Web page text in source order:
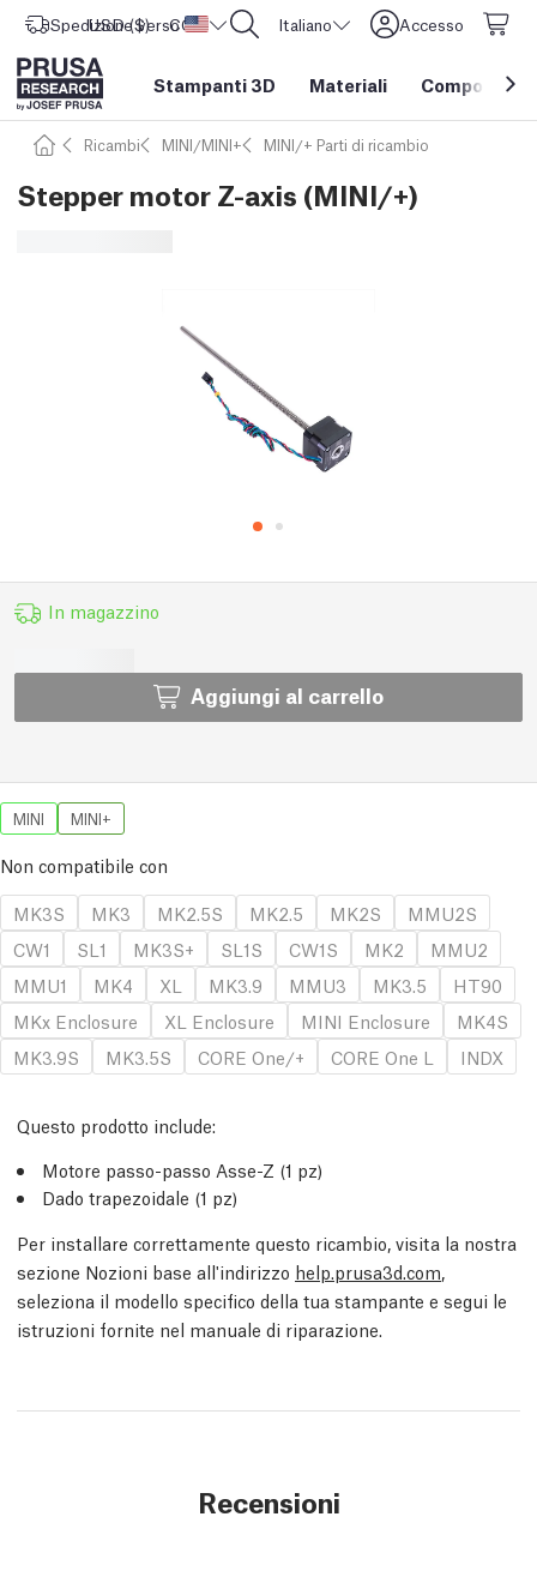
Spedizione verso Stati Uniti d'America
USD ($) CORE One L: Ora disponibile! Italiano Accesso
Stampanti 3D Materiali Componenti
Ricambi MINI/MINI+ MINI/+ Parti di ricambio
Stepper motor Z-axis (MINI/+)
In magazzino
Aggiungi al carrello
MINI MINI+
Non compatibile con
MK3S
MK3 MK2.5S MK2.5 MK2S
MMU2S
CW1
SL1 MK3S+ SL1S CW1S MK2
MMU2
MMU1
MK4 XL MK3.9 MMU3 MK3.5
HT90
MKx Enclosure
XL Enclosure MINI Enclosure
MK4S
MK3.9S
MK3.5S CORE One/+ CORE One L INDX
Questo prodotto include:
Motore passo-passo Asse-Z (1 pz)
Dado trapezoidale (1 pz)
Per installare correttamente questo ricambio, visita la nostra
sezione Nozioni base all'indirizzo help.prusa3d.com,
seleziona il modello specifico della tua stampante e segui le
istruzioni fornite nel manuale di riparazione.
Recensioni